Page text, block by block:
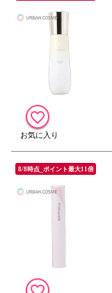
8/8時点_ポイント最大11倍